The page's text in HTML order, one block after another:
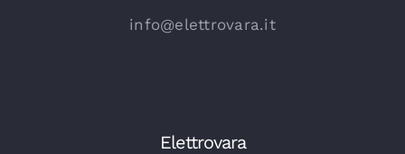
info@elettrovara.it
Elettrovara